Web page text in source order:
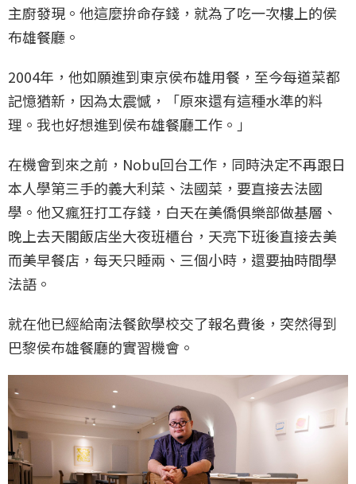
主廚發現。他這麼拚命存錢，就為了吃一次樓上的侯
布雄餐廳。
2004年，他如願進到東京侯布雄用餐，至今每道菜都
記憶猶新，因為太震憾，「原來還有這種水準的料
理。我也好想進到侯布雄餐廳工作。」
在機會到來之前，Nobu回台工作，同時決定不再跟日
本人學第三手的義大利菜、法國菜，要直接去法國
學。他又瘋狂打工存錢，白天在美僑俱樂部做基層、
晚上去天閣飯店坐大夜班櫃台，天亮下班後直接去美
而美早餐店，每天只睡兩、三個小時，還要抽時間學
法語。
就在他已經給南法餐飲學校交了報名費後，突然得到
巴黎侯布雄餐廳的實習機會。